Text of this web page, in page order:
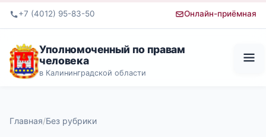
+7 (4012) 95-83-50 Онлайн-приёмная
Уполномоченный по правам
человека
в Калининградской области
Главная Без рубрики